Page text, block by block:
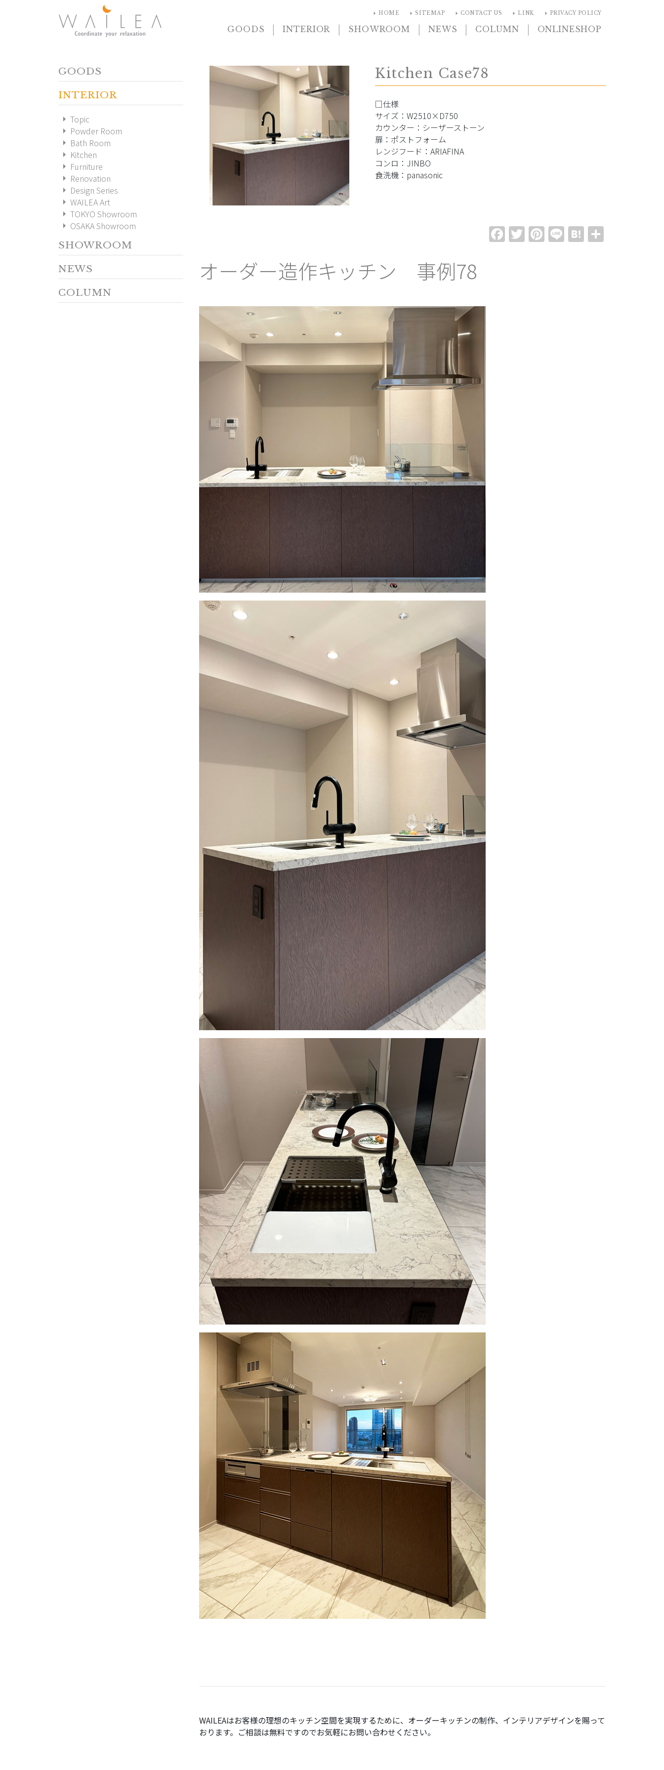
arrow_right HOME arrow_right SITEMAP arrow_right CONTACT US arrow_right LINK arrow_right PRIVACY POLICY
GOODS | INTERIOR | SHOWROOM | NEWS | COLUMN | ONLINESHOP
GOODS
INTERIOR
arrow_right Topic
arrow_right Powder Room
arrow_right Bath Room
arrow_right Kitchen
arrow_right Furniture
arrow_right Renovation
arrow_right Design Series
arrow_right WAILEA Art
arrow_right TOKYO Showroom
arrow_right OSAKA Showroom
SHOWROOM
NEWS
COLUMN
Kitchen Case78
□仕様
サイズ：W2510×D750
カウンター：シーザーストーン
扉：ポストフォーム
レンジフード：ARIAFINA
コンロ：JINBO
食洗機：panasonic
Facebook
Twitter
Pinterest
LineHatena
オーダー造作キッチン 事例78
WAILEAはお客様の理想のキッチン空間を実現するために、オーダーキッチンの制作、インテリアデザインを賜って
おります。ご相談は無料ですのでお気軽にお問い合わせください。